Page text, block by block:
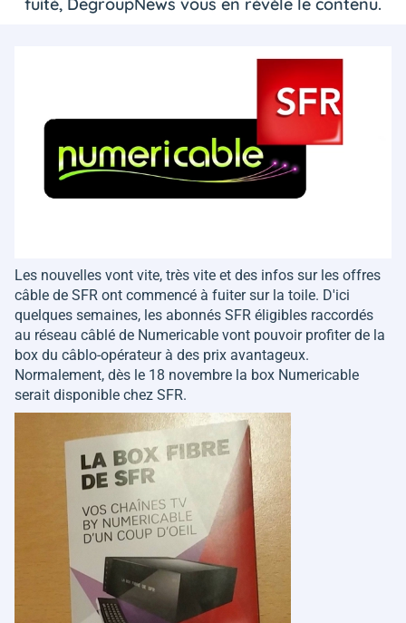
Les nouvelles vont vite, très vite et des infos sur les offres
câble de SFR ont commencé à fuiter sur la toile. D'ici
quelques semaines, les abonnés SFR éligibles raccordés
au réseau câblé de Numericable vont pouvoir profiter de la
box du câblo-opérateur à des prix avantageux.
Normalement, dès le 18 novembre la box Numericable
serait disponible chez SFR.